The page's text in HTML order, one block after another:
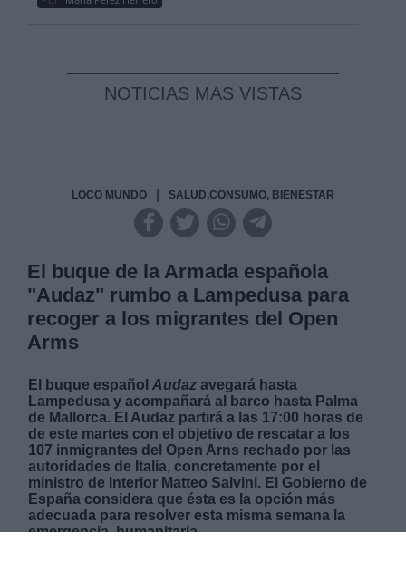
NOTICIAS MAS VISTAS
LOCO MUNDO SALUD,CONSUMO, BIENESTAR
El buque de la Armada española
"Audaz" rumbo a Lampedusa para
recoger a los migrantes del Open
Arms
El buque españolAudaz avegará hasta
Lampedusa y acompañará al barco hasta Palma
de Mallorca. El Audaz partirá a las 17:00 horas de
de este martes con el objetivo de rescatar a los
107 inmigrantes del Open Arns rechado por las
autoridades de Italia, concretamente por el
ministro de Interior Matteo Salvini. El Gobierno de
España considera que ésta es la opción más
adecuada para resolver esta misma semana la
emergencia. humanitaria.